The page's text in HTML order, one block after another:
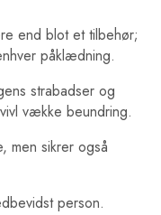
end blot et tilbehør;
påklædning.
strabadser og
vække beundring.
men sikrer også
person.